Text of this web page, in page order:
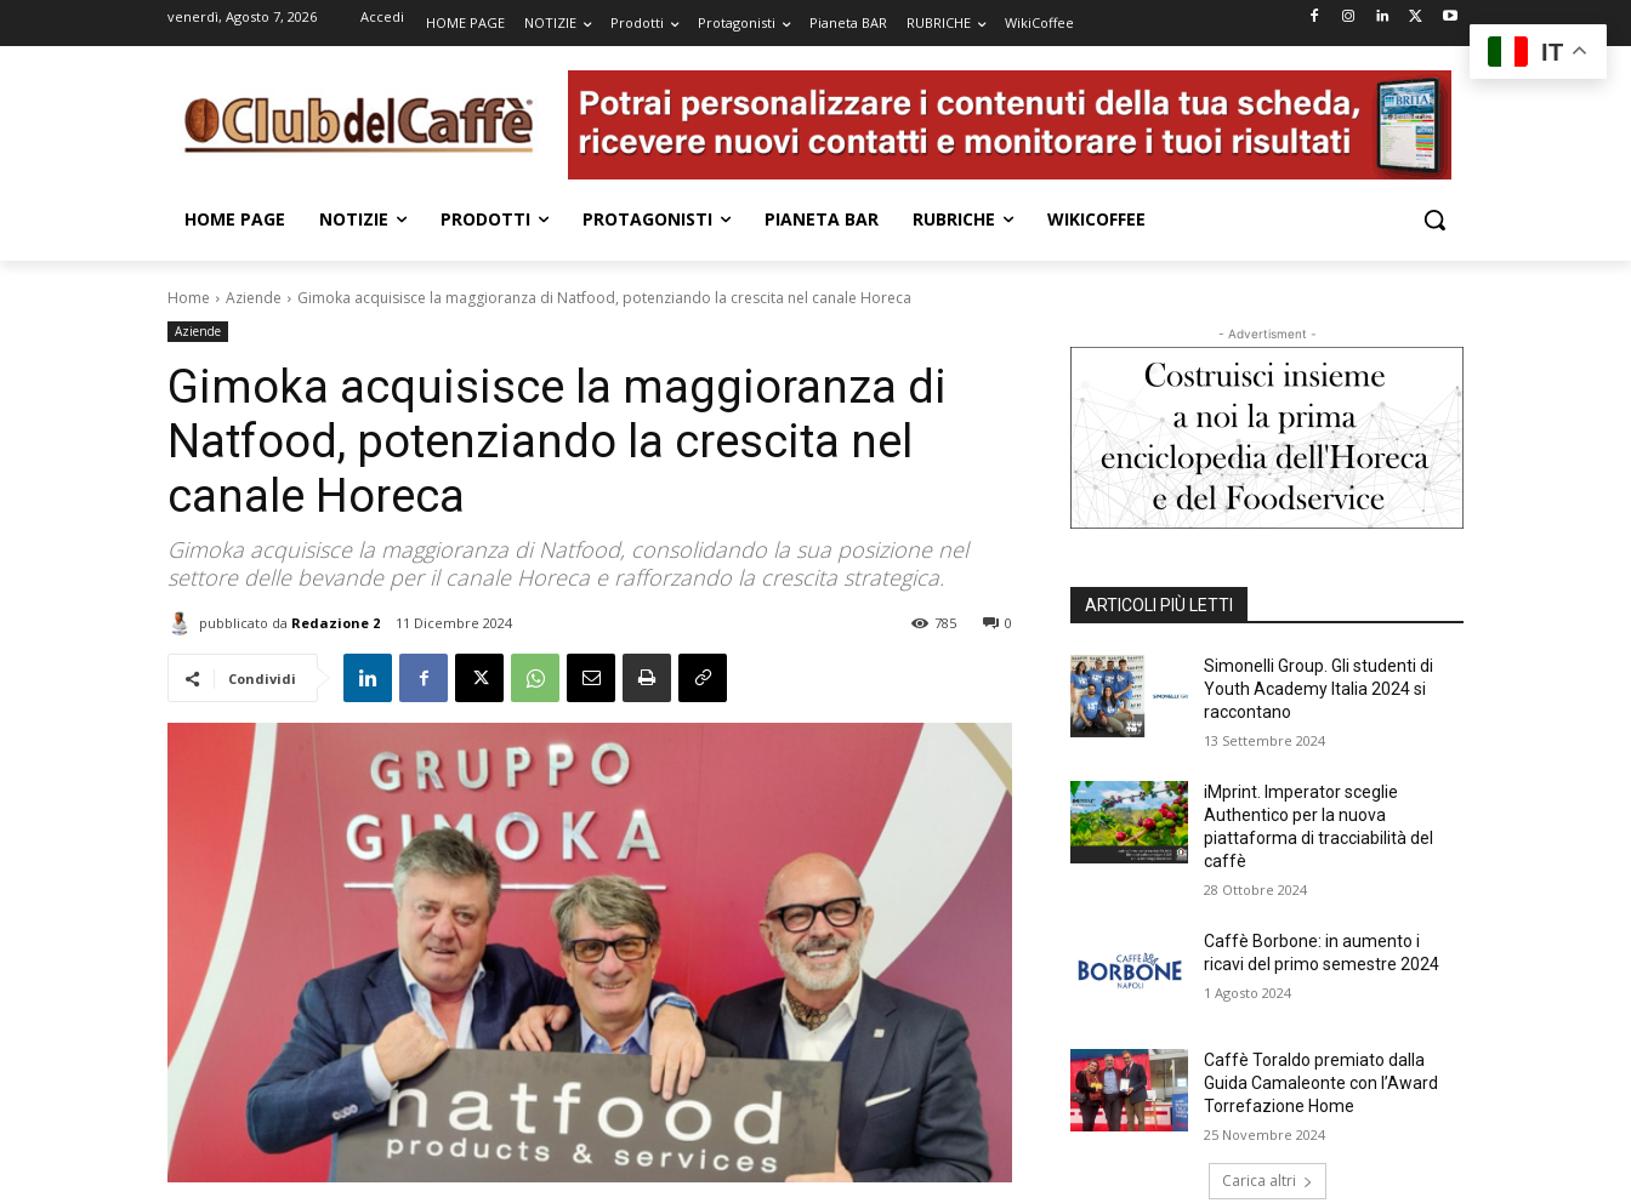
venerdì, Agosto 7, 2026 Accedi HOME PAGE NOTIZIE Prodotti Protagonisti Pianeta BAR RUBRICHE WikiCoffee
HOME PAGE NOTIZIE PRODOTTI PROTAGONISTI PIANETA BAR RUBRICHE WIKICOFFEE
Home Aziende Gimoka acquisisce la maggioranza di Natfood, potenziando la crescita nel canale Horeca
Aziende
Gimoka acquisisce la maggioranza di
Natfood, potenziando la crescita nel
canale Horeca
Gimoka acquisisce la maggioranza di Natfood, consolidando la sua posizione nel
settore delle bevande per il canale Horeca e rafforzando la crescita strategica.
pubblicato da Redazione 2 11 Dicembre 2024 0
785
Condividi
- Advertisment -
ARTICOLI PIÙ LETTI
Simonelli Group. Gli studenti di
Youth Academy Italia 2024 si
raccontano
13 Settembre 2024
iMprint. Imperator sceglie
Authentico per la nuova
piattaforma di tracciabilità del
caffè
28 Ottobre 2024
Caffè Borbone: in aumento i
ricavi del primo semestre 2024
1 Agosto 2024
Caffè Toraldo premiato dalla
Guida Camaleonte con l’Award
Torrefazione Home
25 Novembre 2024
Carica altri
IT